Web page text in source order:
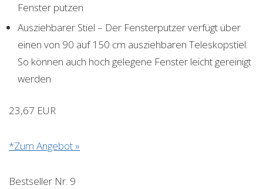
Fenster putzen
Ausziehbarer Stiel – Der Fensterputzer verfügt über
einen von 90 auf 150 cm ausziehbaren Teleskopstiel.
So können auch hoch gelegene Fenster leicht gereinigt
werden
23,67 EUR
*Zum Angebot »
Bestseller Nr. 9